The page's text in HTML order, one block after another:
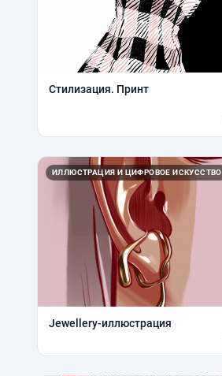
Стилизация. Принт
ИЛЛЮСТРАЦИЯ И ЦИФРОВОЕ ИСКУССТВО
Jewellery-иллюстрация